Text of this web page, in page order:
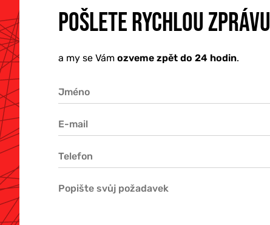
O NÁS
POŠLETE RYCHLOU ZPRÁVU
a my se Vám ozveme zpět do 24 hodin.